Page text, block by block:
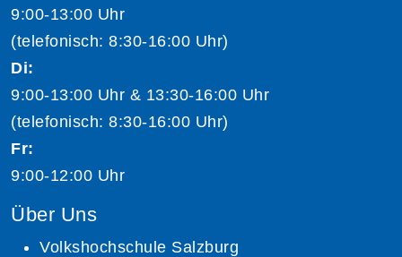
9:00-13:00 Uhr
(telefonisch: 8:30-16:00 Uhr)
Di:
9:00-13:00 Uhr & 13:30-16:00 Uhr
(telefonisch: 8:30-16:00 Uhr)
Fr:
9:00-12:00 Uhr
Über Uns
Volkshochschule Salzburg